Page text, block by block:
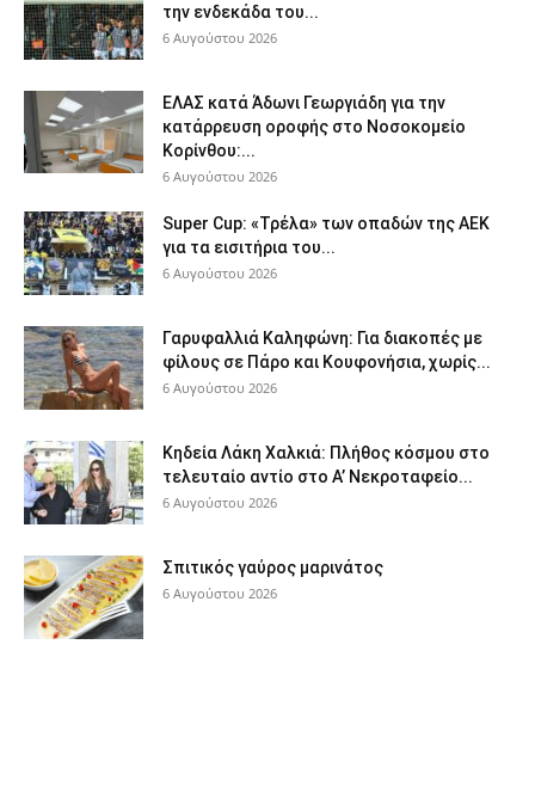
την ενδεκάδα του...
6 Αυγούστου 2026
ΕΛΑΣ κατά Άδωνι Γεωργιάδη για την
κατάρρευση οροφής στο Νοσοκομείο
Κορίνθου:...
6 Αυγούστου 2026
Super Cup: «Τρέλα» των οπαδών της ΑΕΚ
για τα εισιτήρια του...
6 Αυγούστου 2026
Γαρυφαλλιά Καληφώνη: Για διακοπές με
φίλους σε Πάρο και Κουφονήσια, χωρίς...
6 Αυγούστου 2026
Κηδεία Λάκη Χαλκιά: Πλήθος κόσμου στο
τελευταίο αντίο στο Α’ Νεκροταφείο...
6 Αυγούστου 2026
Σπιτικός γαύρος μαρινάτος
6 Αυγούστου 2026